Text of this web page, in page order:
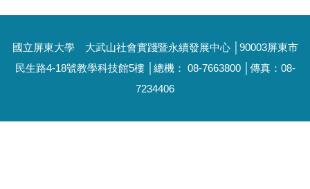
國立屏東大學 大武山社會實踐暨永續發展中心 │90003屏東市
民生路4-18號教學科技館5樓 │總機： 08-7663800 │傳真：08-
7234406